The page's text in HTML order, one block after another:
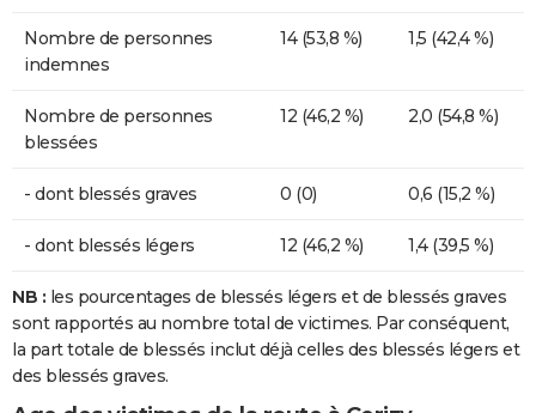
Nombre de personnes
indemnes
14 (53,8 %) 1,5 (42,4 %)
Nombre de personnes
blessées
12 (46,2 %) 2,0 (54,8 %)
- dont blessés graves 0 (0) 0,6 (15,2 %)
- dont blessés légers 12 (46,2 %) 1,4 (39,5 %)
NB : les pourcentages de blessés légers et de blessés graves
sont rapportés au nombre total de victimes. Par conséquent,
la part totale de blessés inclut déjà celles des blessés légers et
des blessés graves.